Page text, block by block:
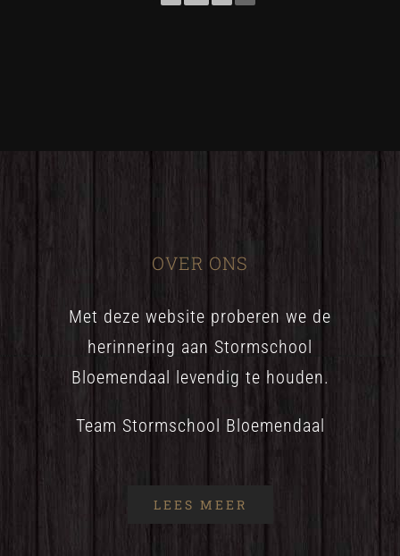
OVER ONS
Met deze website proberen we de
herinnering aan Stormschool
Bloemendaal levendig te houden.
Team Stormschool Bloemendaal
LEES MEER